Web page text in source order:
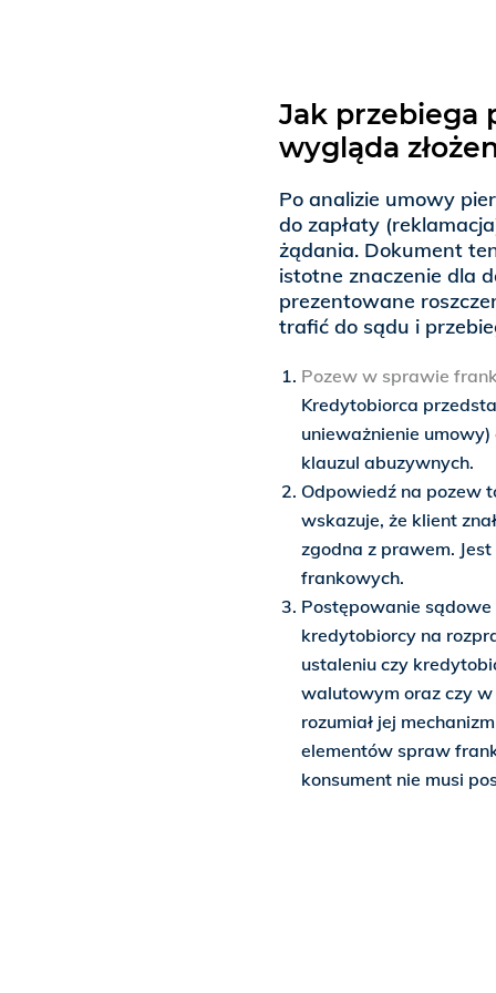
Jak przebiega
wygląda
Po analizie umowy
do zapłaty
żądania. Dokument
istotne znaczenie dla
prezentowane
trafić do sądu i
Pozew w sprawie
Kredytobiorca
unieważnienie
klauzul abuzywnych.
Odpowiedź na pozew
wskazuje, że klient
zgodna z prawem.
frankowych.
Postępowanie
kredytobiorcy na
ustaleniu czy
walutowym oraz czy
rozumiał jej
elementów spraw
konsument nie musi